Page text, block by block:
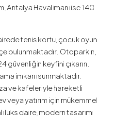
Antalya Havalimanı ise 140
tenis kortu, çocuk oyun
bulunmaktadır. Otoparkın,
güvenliğin keyfini çıkarın.
imkanı sunmaktadır.
ve kafeleriyle hareketli
veya yatırım için mükemmel
lüks daire, modern tasarımı